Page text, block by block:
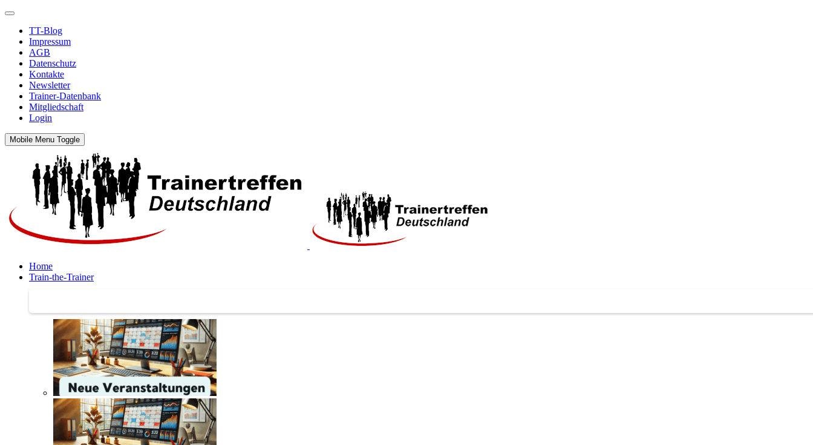
TT-Blog
Impressum
AGB
Datenschutz
Kontakte
Newsletter
Trainer-Datenbank
Mitgliedschaft
Login
Mobile Menu Toggle
Home
Train-the-Trainer